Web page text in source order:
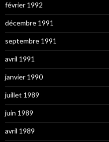
février 1992
décembre 1991
septembre 1991
avril 1991
janvier 1990
juillet 1989
juin 1989
avril 1989